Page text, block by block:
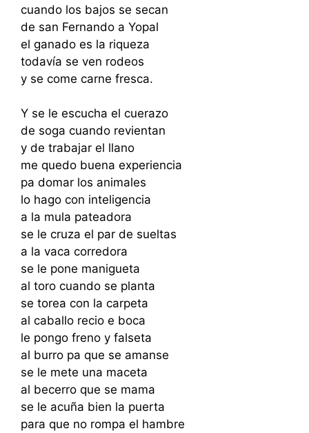
cuando los bajos se secan
de san Fernando a Yopal
el ganado es la riqueza
todavía se ven rodeos
y se come carne fresca.
Y se le escucha el cuerazo
de soga cuando revientan
y de trabajar el llano
me quedo buena experiencia
pa domar los animales
lo hago con inteligencia
a la mula pateadora
se le cruza el par de sueltas
a la vaca corredora
se le pone manigueta
al toro cuando se planta
se torea con la carpeta
al caballo recio e boca
le pongo freno y falseta
al burro pa que se amanse
se le mete una maceta
al becerro que se mama
se le acuña bien la puerta
para que no rompa el hambre